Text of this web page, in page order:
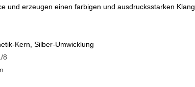
und erzeugen einen farbigen und ausdrucksstarken Klang.
Kern, Silber-Umwicklung
8